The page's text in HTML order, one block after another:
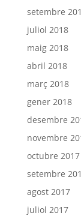
setembre
juliol 2018
maig 2018
abril 2018
març 2018
gener 2018
desembre
novembre
octubre 2017
setembre
agost 2017
juliol 2017